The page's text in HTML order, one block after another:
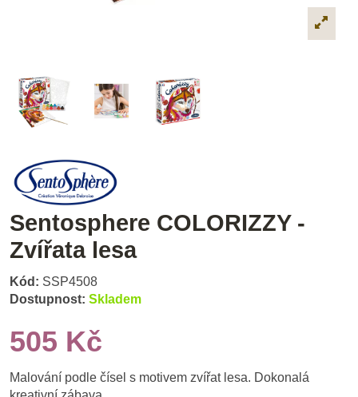
Sentosphere COLORIZZY -
Zvířata lesa
Kód: SSP4508
Dostupnost: Skladem
505 Kč
Malování podle čísel s motivem zvířat lesa. Dokonalá